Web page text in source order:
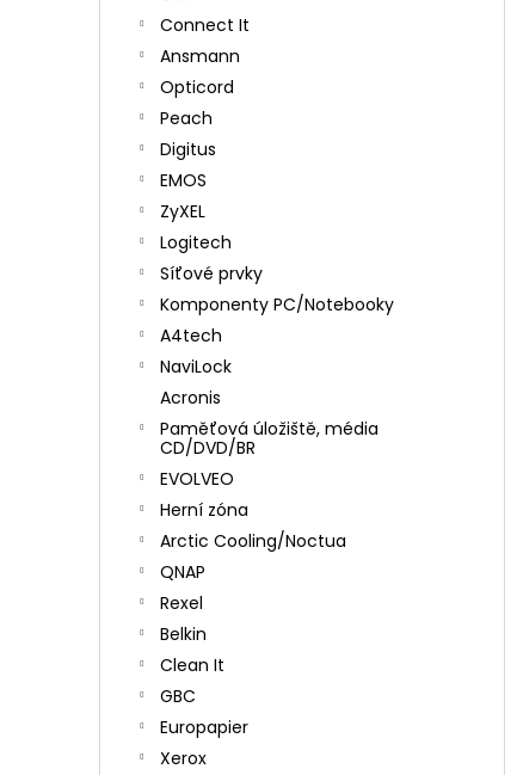
Connect It
Ansmann
Opticord
Peach
Digitus
EMOS
ZyXEL
Logitech
Síťové prvky
Komponenty PC/Notebooky
A4tech
NaviLock
Acronis
Paměťová úložiště, média
CD/DVD/BR
EVOLVEO
Herní zóna
Arctic Cooling/Noctua
QNAP
Rexel
Belkin
Clean It
GBC
Europapier
Xerox